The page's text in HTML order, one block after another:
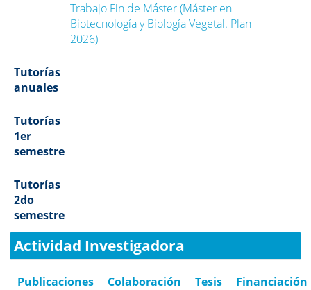
Trabajo Fin de Máster (Máster en
Biotecnología y Biología Vegetal. Plan
2026)
Tutorías
anuales
Tutorías
1er
semestre
Tutorías
2do
semestre
Actividad Investigadora
Publicaciones Colaboración Tesis Financiación